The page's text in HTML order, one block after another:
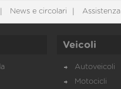
News e circolari Assistenza
Veicoli
Autoveicoli
Motocicli